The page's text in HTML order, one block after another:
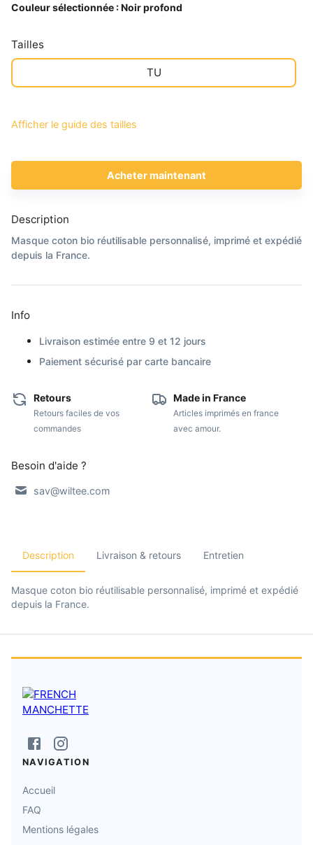
Couleur sélectionnée :Noir profond
Tailles
TU
Afficher le guide des tailles
Acheter maintenant
Description
Masque coton bio réutilisable personnalisé, imprimé et expédié
depuis la France.
Info
Livraison estimée entre 9 et 12 jours
Paiement sécurisé par carte bancaire
Retours
Retours faciles de vos
commandes
Made in France
Articles imprimés en france
avec amour.
Besoin d'aide ?
sav@wiltee.com
Description Livraison & retours Entretien
Masque coton bio réutilisable personnalisé, imprimé et expédié
depuis la France.
NAVIGATION
Accueil
FAQ
Mentions légales